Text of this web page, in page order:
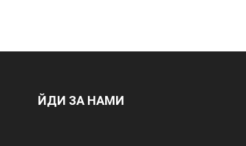
ЙДИ ЗА НАМИ